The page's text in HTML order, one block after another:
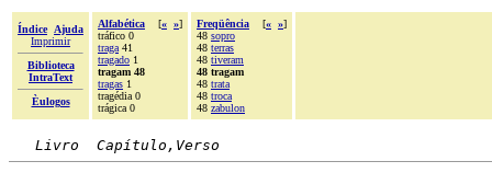
Índice
Ajuda
Imprimir
Biblioteca
IntraText
Èulogos
Alfabética [« »]
tráfico 0
traga 41
tragado 1
tragam 48
tragas 1
tragédia 0
trágica 0
Freqüência [« »]
48 sopro
48 terras
48 tiveram
48 tragam
48 trata
48 troca
48 zabulon
Livro  Capítulo,Verso